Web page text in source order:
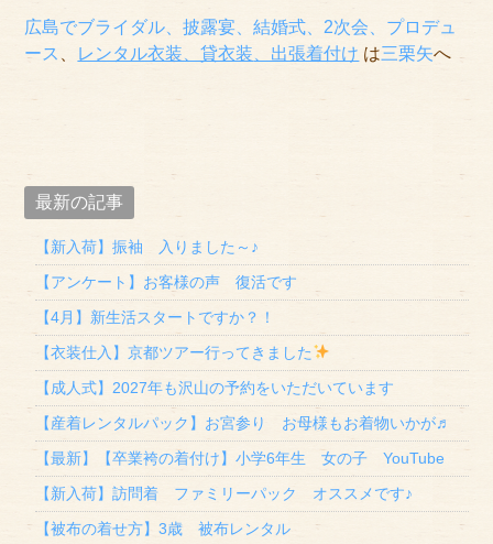
広島でブライダル、披露宴、結婚式、2次会、プロデュ
ース
レンタル衣装、貸衣装 、出張着付け は三栗矢へ
最新の記事
【新入荷】振袖 入りました～♪
【アンケート】お客様の声 復活です
【4月】新生活スタートですか？！
【衣装仕入】京都ツアー行ってきました
【成人式】2027年も沢山の予約をいただいています
【産着レンタルパック】お宮参り お母様もお着物いかが♬
【最新】【卒業袴の着付け】小学6年生 女の子 YouTube
【新入荷】訪問着 ファミリーパック オススメです♪
【被布の着せ方】3歳 被布レンタル